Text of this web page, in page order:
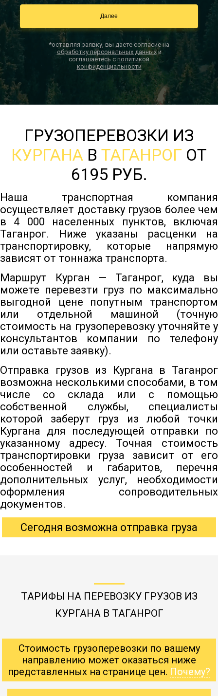
*оставляя заявку, вы даете согласие на
обработку персональных данныхи
соглашаетесь с политикой
конфиденциальности
ГРУЗОПЕРЕВОЗКИ ИЗ
КУРГАНА В ТАГАНРОГ ОТ
6195 РУБ.
Наша транспортная компания
осуществляет доставку грузов более чем
в 4 000 населенных пунктов, включая
Таганрог. Ниже указаны расценки на
транспортировку, которые напрямую
зависят от тоннажа транспорта.
Маршрут Курган — Таганрог, куда вы
можете перевезти груз по максимально
выгодной цене попутным транспортом
или отдельной машиной (точную
стоимость на грузоперевозку уточняйте у
консультантов компании по телефону
или оставьте заявку).
Отправка грузов из Кургана в Таганрог
возможна несколькими способами, в том
числе со склада или с помощью
собственной службы, специалисты
которой заберут груз из любой точки
Кургана для последующей отправки по
указанному адресу. Точная стоимость
транспортировки груза зависит от его
особенностей и габаритов, перечня
дополнительных услуг, необходимости
оформления сопроводительных
документов.
Сегодня возможна отправка груза
ТАРИФЫ НА ПЕРЕВОЗКУ ГРУЗОВ ИЗ
КУРГАНА В ТАГАНРОГ
Стоимость грузоперевозки по вашему
направлению может оказаться ниже
представленных на странице цен. Почему?